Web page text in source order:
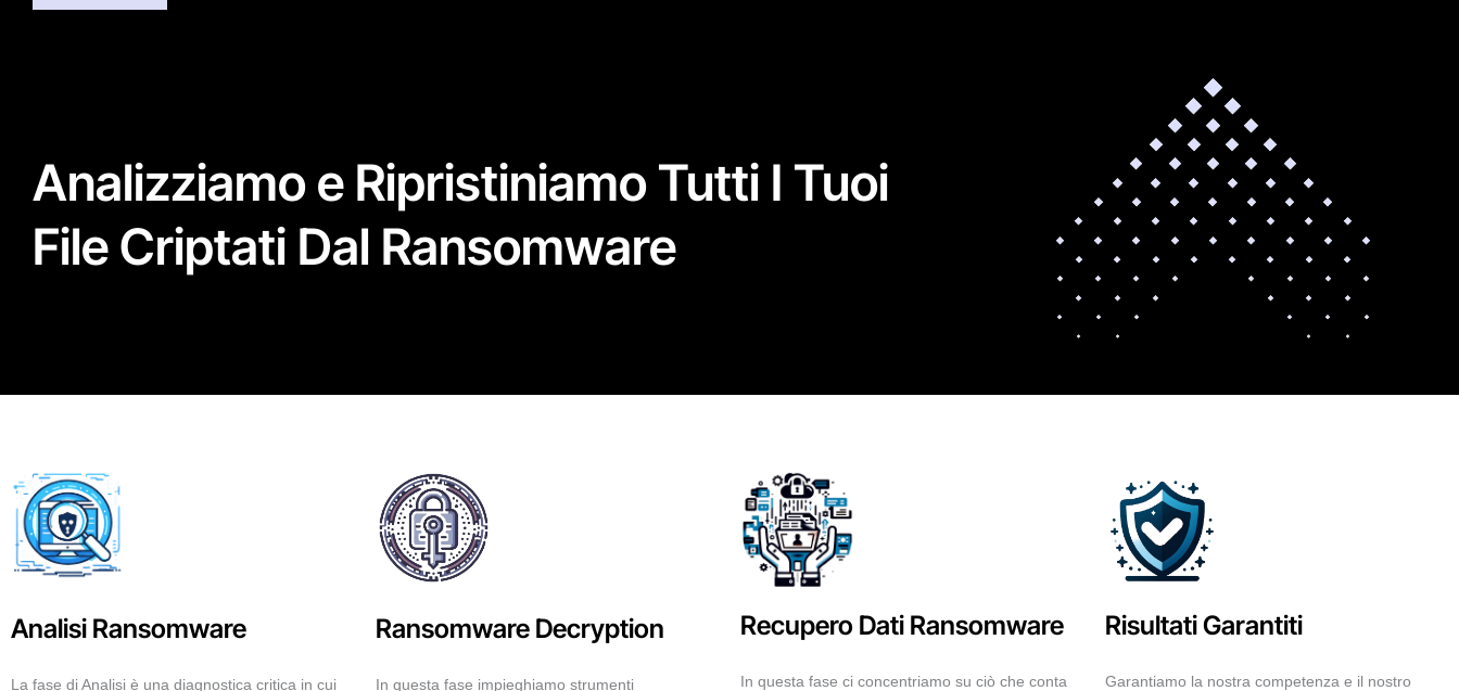
Analizziamo e Ripristiniamo Tutti I Tuoi
File Criptati Dal Ransomware
Analisi Ransomware
La fase di Analisi è una diagnostica critica in cui
Ransomware Decryption
In questa fase impieghiamo strumenti
Recupero Dati Ransomware
In questa fase ci concentriamo su ciò che conta
Risultati Garantiti
Garantiamo la nostra competenza e il nostro